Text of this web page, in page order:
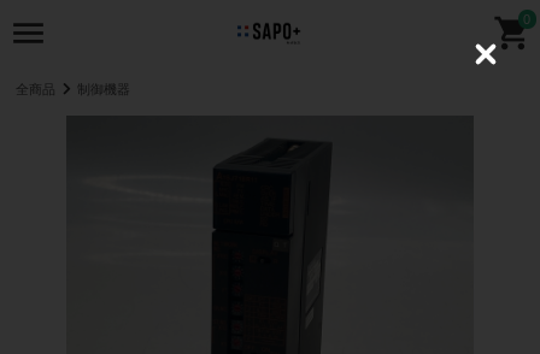
0
全商品 制御機器
C